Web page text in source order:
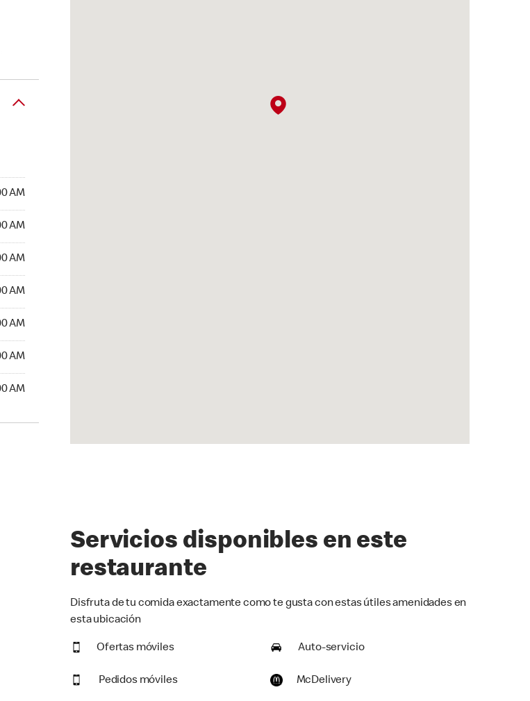
AM
AM
AM
AM
AM
AM
AM
Servicios disponibles en este
restaurante
Disfruta de tu comida exactamente como te gusta con estas útiles amenidades en
esta ubicación
Ofertas móviles Auto-servicio
Pedidos móviles McDelivery